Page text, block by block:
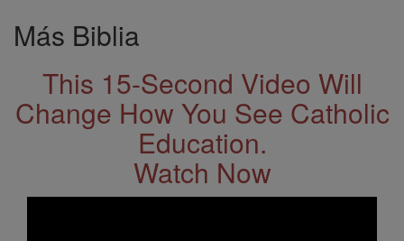
Más Biblia
This 15-Second Video Will
Change How You See Catholic
Education.
Watch Now